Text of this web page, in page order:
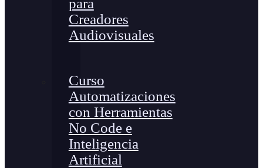
para
Creadores
Audiovisuales
Curso
Automatizaciones
con Herramientas
No Code e
Inteligencia
Artificial